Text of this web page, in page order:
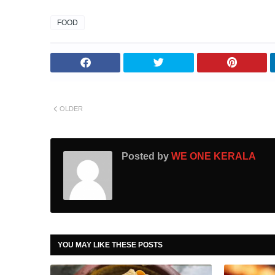
FOOD
OLDER
Posted by WE ONE KERALA
YOU MAY LIKE THESE POSTS